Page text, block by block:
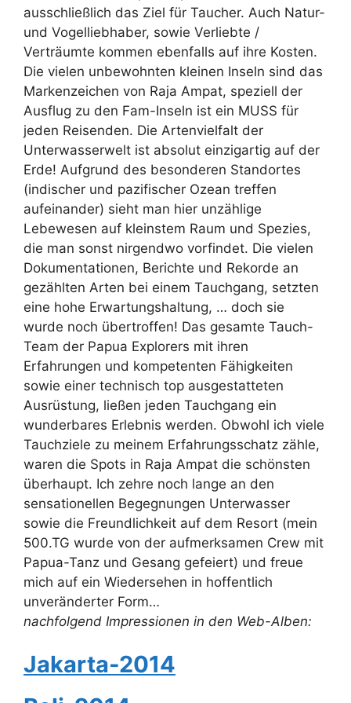
ausschließlich das Ziel für Taucher. Auch Natur-
und Vogelliebhaber, sowie Verliebte /
Verträumte kommen ebenfalls auf ihre Kosten.
Die vielen unbewohnten kleinen Inseln sind das
Markenzeichen von Raja Ampat, speziell der
Ausflug zu den Fam-Inseln ist ein MUSS für
jeden Reisenden. Die Artenvielfalt der
Unterwasserwelt ist absolut einzigartig auf der
Erde! Aufgrund des besonderen Standortes
(indischer und pazifischer Ozean treffen
aufeinander) sieht man hier unzählige
Lebewesen auf kleinstem Raum und Spezies,
die man sonst nirgendwo vorfindet. Die vielen
Dokumentationen, Berichte und Rekorde an
gezählten Arten bei einem Tauchgang, setzten
eine hohe Erwartungshaltung, … doch sie
wurde noch übertroffen! Das gesamte Tauch-
Team der Papua Explorers mit ihren
Erfahrungen und kompetenten Fähigkeiten
sowie einer technisch top ausgestatteten
Ausrüstung, ließen jeden Tauchgang ein
wunderbares Erlebnis werden. Obwohl ich viele
Tauchziele zu meinem Erfahrungsschatz zähle,
waren die Spots in Raja Ampat die schönsten
überhaupt. Ich zehre noch lange an den
sensationellen Begegnungen Unterwasser
sowie die Freundlichkeit auf dem Resort (mein
500.TG wurde von der aufmerksamen Crew mit
Papua-Tanz und Gesang gefeiert) und freue
mich auf ein Wiedersehen in hoffentlich
unveränderter Form…
nachfolgend Impressionen in den Web-Alben:
Jakarta-2014